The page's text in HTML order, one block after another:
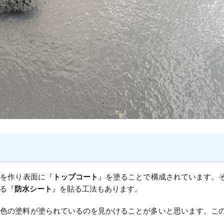
作り表面に『 トップコート 』を塗ることで構成されています。
『防水シート 』を貼る工法もあります。
の塗料が塗られているのを見かけることが多いと思います。こ